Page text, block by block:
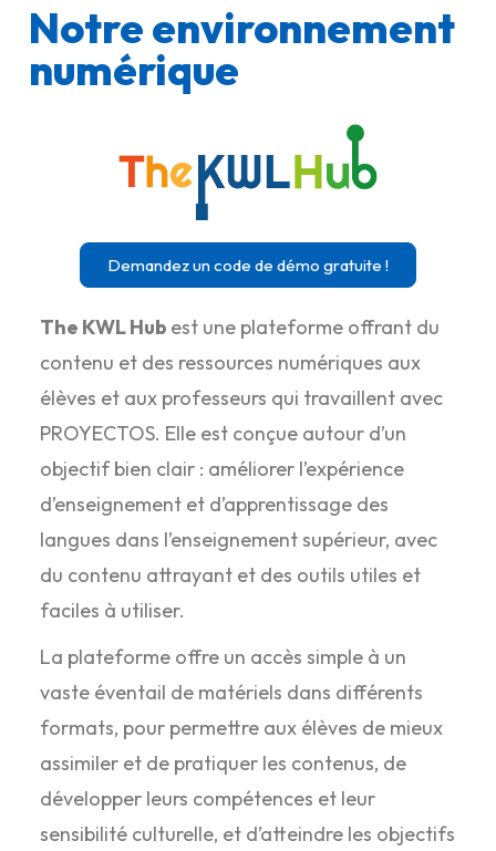
Notre environnement
numérique
Demandez un code de démo gratuite !
The KWL Hub est une plateforme offrant du
contenu et des ressources numériques aux
élèves et aux professeurs qui travaillent avec
PROYECTOS. Elle est conçue autour d’un
objectif bien clair : améliorer l’expérience
d’enseignement et d’apprentissage des
langues dans l’enseignement supérieur, avec
du contenu attrayant et des outils utiles et
faciles à utiliser.
La plateforme offre un accès simple à un
vaste éventail de matériels dans différents
formats, pour permettre aux élèves de mieux
assimiler et de pratiquer les contenus, de
développer leurs compétences et leur
sensibilité culturelle, et d’atteindre les objectifs